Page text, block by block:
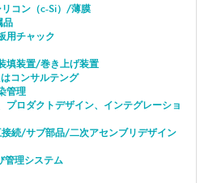
コン（c-Si）/薄膜
品
用チャック
填装置/巻き上げ装置
コンサルテング
管理
プロダクトデザイン、インテグレーショ
続/サブ部品/二次アセンブリデザイン
管理システム